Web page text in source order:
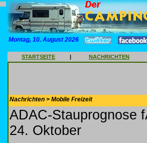
Montag, 10. August 2026
STARTSEITE | NACHRICHTEN
Nachrichten > Mobile Freizeit
ADAC-Stauprognose
24. Oktober